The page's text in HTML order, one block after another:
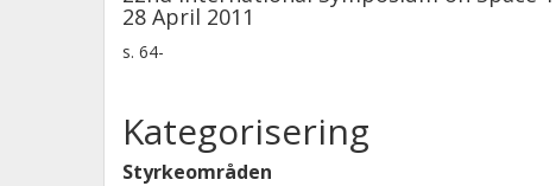
28 April 2011
s. 64-
Kategorisering
Styrkeområden